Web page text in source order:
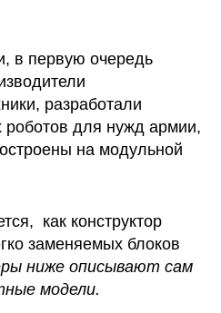
в первую очередь
разработали
для нужд армии,
на модульной
как конструктор
заменяемых блоков
ниже описывают сам
модели.